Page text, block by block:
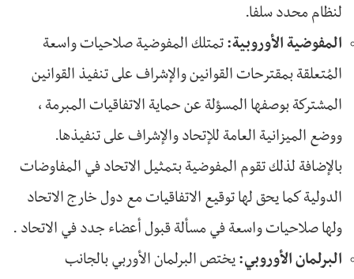
لنظام محدد سلفا.
المفوضية الأوروبية: تمتلك المفوضية صلاحيات واسعة
المُتعلقة بمقترحات القوانين والإشراف على تنفيذ القوانين
المشتركة بوصفها المسؤلة عن حماية الاتفاقيات المبرمة ،
ووضع الميزانية العامة للإتحاد والإشراف على تنفيذها.
بالإضافة لذلك تقوم المفوضية بتمثيل الاتحاد في المفاوضات
الدولية كما يحق لها توقيع الاتفاقيات مع دول خارج الاتحاد
ولها صلاحيات واسعة في مسألة قبول أعضاء جدد في الاتحاد .
البرلمان الأوروبي: يختص البرلمان الأوربي بالجانب